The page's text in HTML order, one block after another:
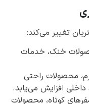
تغییر می‌کند:
خنک، خدمات
محصولات راحتی
افزایش می‌یابد.
کوتاه، محصولات